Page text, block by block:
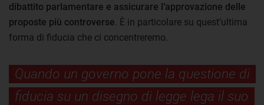
dibattito parlamentare e assicurare l’approvazione delle
proposte più controverse . È in particolare su quest’ultima
forma di fiducia che ci concentreremo.
Quando un governo pone la questione di
fiducia su un disegno di legge lega il suo